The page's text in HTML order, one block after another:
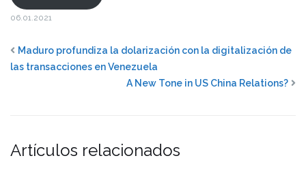
06.01.2021
Maduro profundiza la dolarización con la digitalización de
las transacciones en Venezuela
A New Tone in US China Relations?
Artículos relacionados